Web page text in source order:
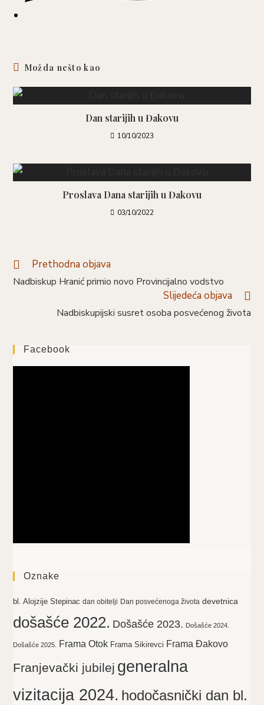
Možda nešto kao
Dan starijih u Đakovu
10/10/2023
Proslava Dana starijih u Đakovu
03/10/2022
Pročitaj
članaka
Prethodna objava
Nadbiskup Hranić primio novo Provincijalno vodstvo
Slijedeća objava
Nadbiskupijski susret osoba posvećenog života
Facebook
Oznake
bl. Alojzije Stepinac dan obitelji Dan posvećenoga života devetnica
došašće 2022. Došašće 2023. Došašće 2024.
Došašće 2025. Frama Otok Frama Sikirevci Frama Đakovo
Franjevački jubilej generalna
vizitacija 2024. hodočasnički dan bl.